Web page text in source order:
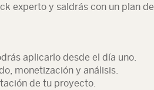
experto y saldrás con un plan de
aplicarlo desde el día uno.
monetización y análisis.
de tu proyecto.